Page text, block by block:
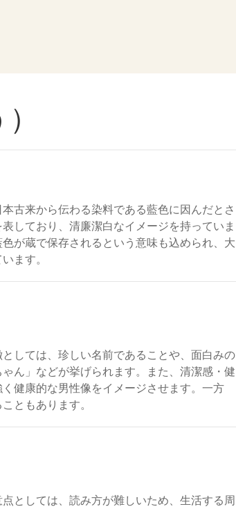
古来から伝わる染料である藍色に因んだとさ
しており、清廉潔白なイメージを持っていま
が蔵で保存されるという意味も込められ、大
ます。
しては、珍しい名前であることや、面白みの
ん」などが挙げられます。また、清潔感・健
健康的な男性像をイメージさせます。一方
ともあります。
としては、読み方が難しいため、生活する周